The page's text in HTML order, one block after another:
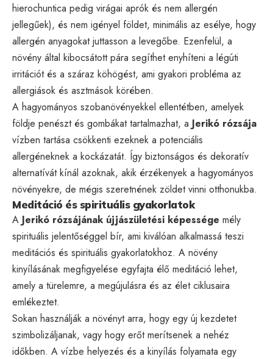
hierochuntica pedig virágai aprók és nem allergén
jellegűek), és nem igényel földet, minimális az esélye, hogy
allergén anyagokat juttasson a levegőbe. Ezenfelül, a
növény által kibocsátott pára segíthet enyhíteni a légúti
irritációt és a száraz köhögést, ami gyakori probléma az
allergiások és asztmások körében.
A hagyományos szobanövényekkel ellentétben, amelyek
földje penészt és gombákat tartalmazhat, a Jerikó rózsája
vízben tartása csökkenti ezeknek a potenciális
allergéneknek a kockázatát. Így biztonságos és dekoratív
alternatívát kínál azoknak, akik érzékenyek a hagyományos
növényekre, de mégis szeretnének zöldet vinni otthonukba.
Meditáció és spirituális gyakorlatok
A Jerikó rózsájának újjászületési képessége mély
spirituális jelentőséggel bír, ami kiválóan alkalmassá teszi
meditációs és spirituális gyakorlatokhoz. A növény
kinyílásának megfigyelése egyfajta élő meditáció lehet,
amely a türelemre, a megújulásra és az élet ciklusaira
emlékeztet.
Sokan használják a növényt arra, hogy egy új kezdetet
szimbolizáljanak, vagy hogy erőt merítsenek a nehéz
időkben. A vízbe helyezés és a kinyílás folyamata egy